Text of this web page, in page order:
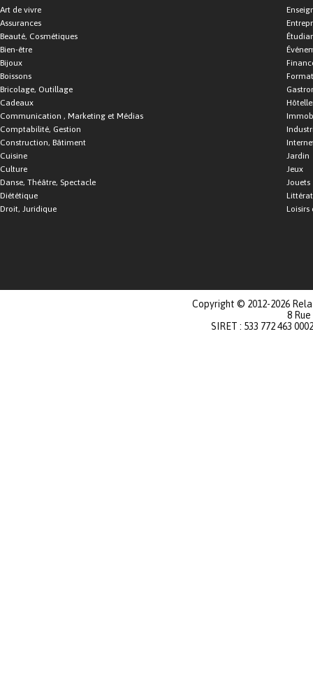
Art de vivre
Assurances
Beauté, Cosmétiques
Bien-être
Bijoux
Boissons
Bricolage, Outillage
Cadeaux
Communication , Marketing et Médias
Comptabilité, Gestion
Construction, Bâtiment
Cuisine
Culture
Danse, Théâtre, Spectacle
Diététique
Droit, Juridique
Jardin
Jeux
Jouets
Loisirs
Copyright © 2012-2026
8
SIRET : 533 772 463